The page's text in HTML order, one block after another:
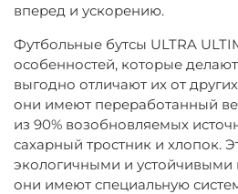
вперед и ускорению.
Футбольные бутсы ULTRA
особенностей, которые
выгодно отличают их от
они имеют переработанный
из 90% возобновляемых
сахарный тростник и хлопок.
экологичными и устойчивыми
они имеют специальную